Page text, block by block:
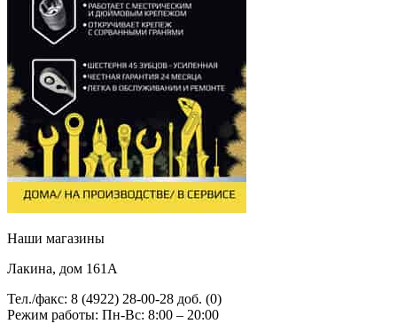
Наши магазины
Лакина, дом 161А
Тел./факс: 8 (4922) 28-00-28 доб. (0)
Режим работы: Пн-Вс: 8:00 – 20:00